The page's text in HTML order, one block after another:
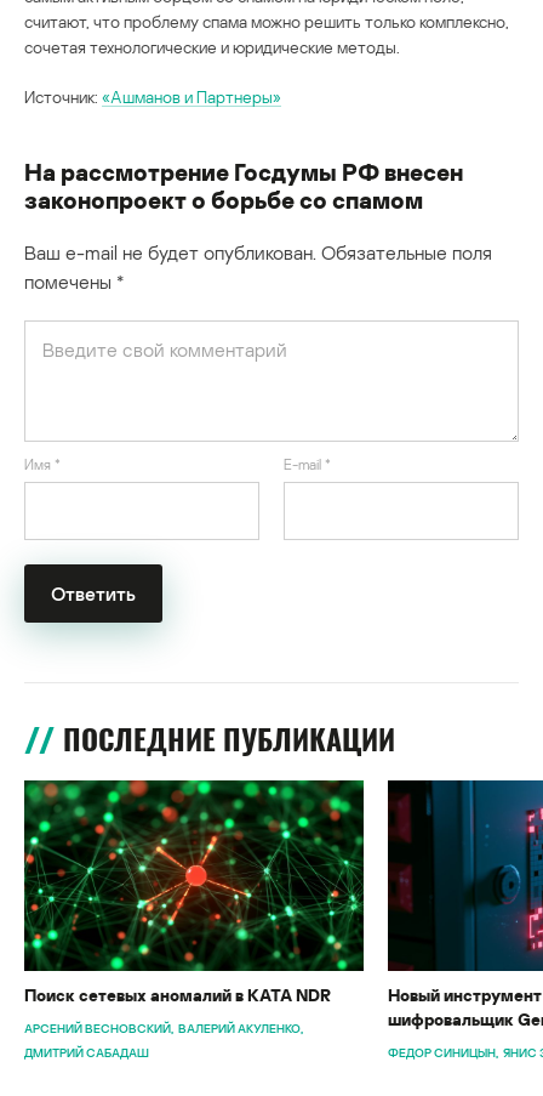
считают, что проблему спама можно решить только комплексно,
сочетая технологические и юридические методы.
Источник: «Ашманов и Партнеры»
На рассмотрение Госдумы РФ внесен
законопроект о борьбе со спамом
Ваш e-mail не будет опубликован. Обязательные поля
помечены *
Имя * E-mail *
ПОСЛЕДНИЕ ПУБЛИКАЦИИ
Поиск сетевых аномалий в KATA NDR
АРСЕНИЙ ВЕСНОВСКИЙ ВАЛЕРИЙ АКУЛЕНКО
ДМИТРИЙ САБАДАШ
Новый
шифровальщик
ФЕДОР СИНИЦЫН ЯНИС